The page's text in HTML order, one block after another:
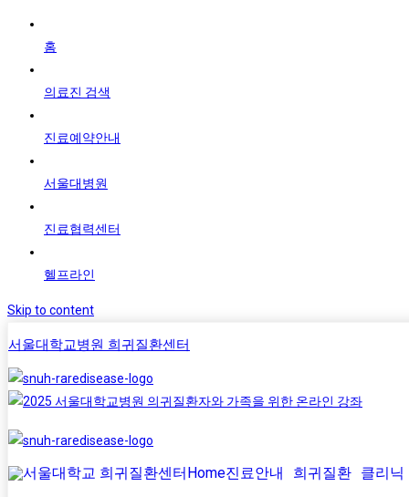
홈
의료진 검색
진료예약안내
서울대병원
진료협력센터
헬프라인
Skip to content
서울대학교병원 희귀질환센터
Home진료안내 희귀질환 클리닉